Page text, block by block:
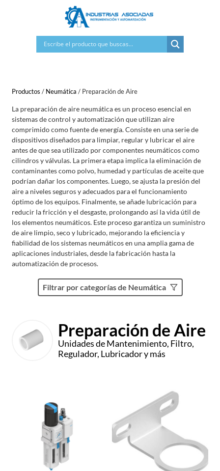
Productos / Neumática / Preparación de Aire
La preparación de aire neumática es un proceso esencial en
sistemas de control y automatización que utilizan aire
comprimido como fuente de energía. Consiste en una serie de
dispositivos diseñados para limpiar, regular y lubricar el aire
antes de que sea utilizado por componentes neumáticos como
cilindros y válvulas. La primera etapa implica la eliminación de
contaminantes como polvo, humedad y partículas de aceite que
podrían dañar los componentes. Luego, se ajusta la presión del
aire a niveles seguros y adecuados para el funcionamiento
óptimo de los equipos. Finalmente, se añade lubricación para
reducir la fricción y el desgaste, prolongando así la vida útil de
los elementos neumáticos. Este proceso garantiza un suministro
de aire limpio, seco y lubricado, mejorando la eficiencia y
fiabilidad de los sistemas neumáticos en una amplia gama de
aplicaciones industriales, desde la fabricación hasta la
automatización de procesos.
Filtrar por categorías de Neumática
Preparación de Aire
Unidades de Mantenimiento, Filtro,
Regulador, Lubricador y más